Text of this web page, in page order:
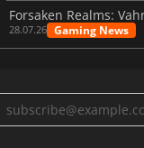
28.07.26 Gaming News